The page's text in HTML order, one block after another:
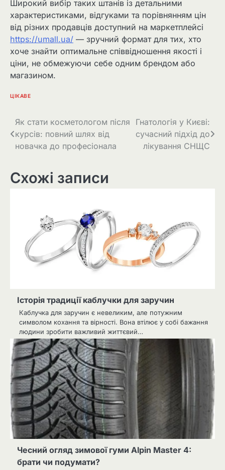
Широкий вибір таких штанів із детальними
характеристиками, відгуками та порівнянням цін
від різних продавців доступний на маркетплейсі
https://umall.ua/ — зручний формат для тих, хто
хоче знайти оптимальне співвідношення якості і
ціни, не обмежуючи себе одним брендом або
магазином.
ЦІКАВЕ
Навігація
записів
Як стати косметологом після
курсів: повний шлях від
новачка до професіонала
Гнатологія у Києві:
сучасний підхід до
лікування СНЩС
Схожі записи
Історія традиції каблучки для заручин
Каблучка для заручин є невеликим, але потужним
символом кохання та вірності. Вона втілює у собі бажання
людини зробити важливий життєвий…
Чесний огляд зимової гуми Alpin Master 4:
брати чи подумати?